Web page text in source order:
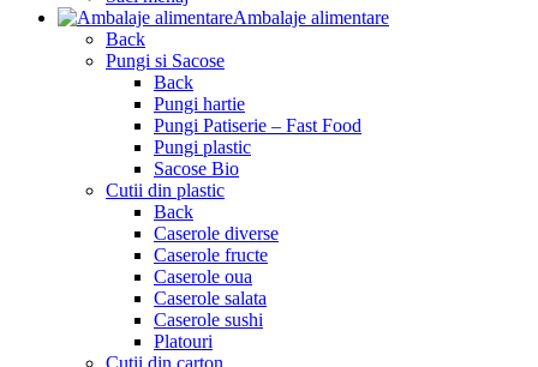
Ambalaje alimentare
Back
Pungi si Sacose
Back
Pungi hartie
Pungi Patiserie – Fast Food
Pungi plastic
Sacose Bio
Cutii din plastic
Back
Caserole diverse
Caserole fructe
Caserole oua
Caserole salata
Caserole sushi
Platouri
Cutii din carton